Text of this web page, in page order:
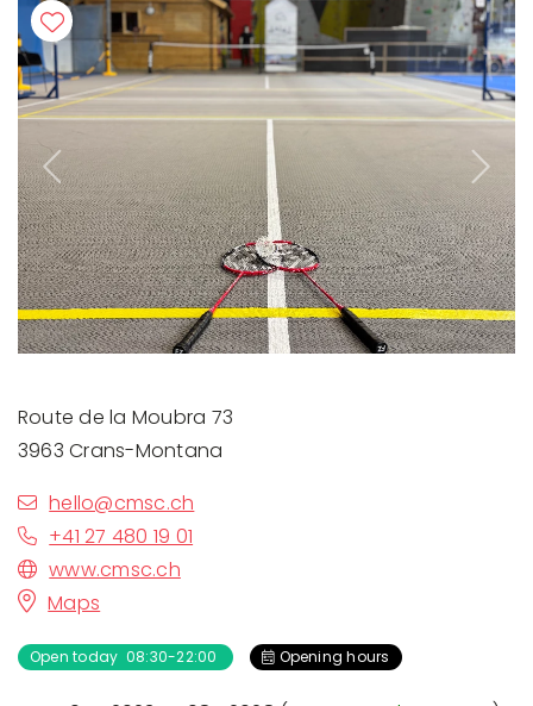
Previous Next
Route de la Moubra 73
3963 Crans-Montana
hello@cmsc.ch
+41 27 480 19 01
www.cmsc.ch
Maps
Open today 08:30-22:00 Opening hours